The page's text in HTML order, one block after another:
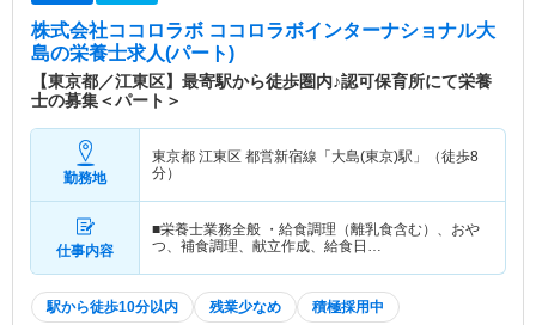
株式会社ココロラボ ココロラボインターナショナル大
島の栄養士求人(パート)
【東京都／江東区】最寄駅から徒歩圏内♪認可保育所にて栄養
士の募集＜パート＞
勤務地
東京都 江東区 都営新宿線「大島(東京)駅」（徒歩8
分）
仕事内容
■栄養士業務全般 ・給食調理（離乳食含む）、おや
つ、補食調理、献立作成、給食日…
駅から徒歩10分以内 残業少なめ 積極採用中